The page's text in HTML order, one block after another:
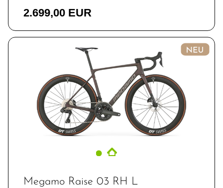
2.699,00 EUR
Megamo Raise 03 RH L